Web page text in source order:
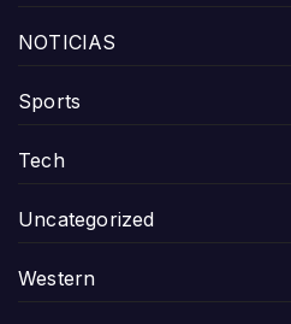
NOTICIAS
Sports
Tech
Uncategorized
Western